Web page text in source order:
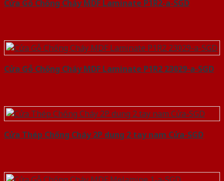
Cửa Gỗ Chống Cháy MDF Laminate P1R2-a-SGD
Cửa Gỗ Chống Cháy MDF Laminate P1R2 23029-a-SGD
Cửa Thép Chống Cháy 2P dung 2 tay nam Cửa-SGD